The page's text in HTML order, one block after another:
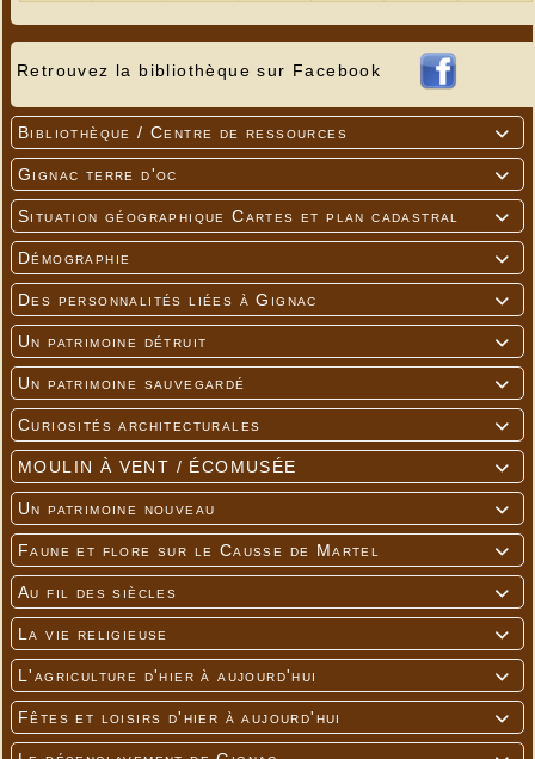
Retrouvez la bibliothèque sur Facebook

Bibliothèque / Centre de ressources

Gignac terre d'oc

Situation géographique Cartes et plan cadastral

Démographie

Des personnalités liées à Gignac

Un patrimoine détruit

Un patrimoine sauvegardé

Curiosités architecturales

MOULIN À VENT / ÉCOMUSÉE

Un patrimoine nouveau

Faune et flore sur le Causse de Martel

Au fil des siècles

La vie religieuse

L'agriculture d'hier à aujourd'hui

Fêtes et loisirs d'hier à aujourd'hui